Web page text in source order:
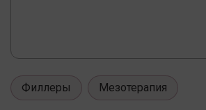
Филлеры Мезотерапия